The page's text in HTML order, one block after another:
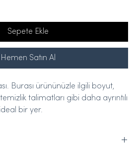
Sepete Ekle
Hemen Satın Al
Burası ürününüzle ilgili boyut,
talimatları gibi daha ayrıntılı
bir yer.